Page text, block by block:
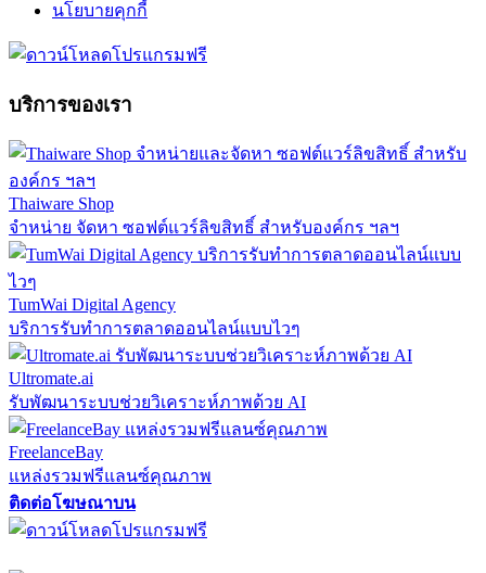
นโยบายคุกกี้
บริการของเรา
Thaiware Shop
จำหน่าย จัดหา ซอฟต์แวร์ลิขสิทธิ์ สำหรับองค์กร ฯลฯ
TumWai Digital Agency
บริการรับทำการตลาดออนไลน์แบบไวๆ
Ultromate.ai
รับพัฒนาระบบช่วยวิเคราะห์ภาพด้วย AI
FreelanceBay
แหล่งรวมฟรีแลนซ์คุณภาพ
ติดต่อโฆษณาบน